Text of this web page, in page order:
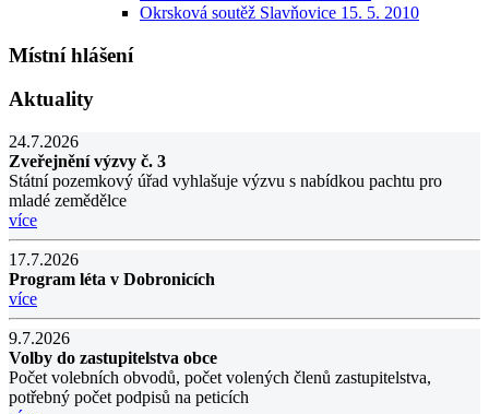
Okrsková soutěž Slavňovice 15. 5. 2010
Místní hlášení
Aktuality
24.7.2026
Zveřejnění výzvy č. 3
Státní pozemkový úřad vyhlašuje výzvu s nabídkou pachtu pro
mladé zemědělce
více
17.7.2026
Program léta v Dobronicích
více
9.7.2026
Volby do zastupitelstva obce
Počet volebních obvodů, počet volených členů zastupitelstva,
potřebný počet podpisů na peticích